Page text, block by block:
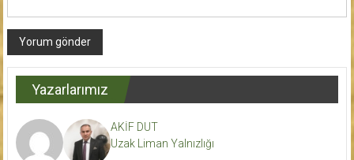
Yazarlarımız
AKİF DUT
Uzak Liman Yalnızlığı